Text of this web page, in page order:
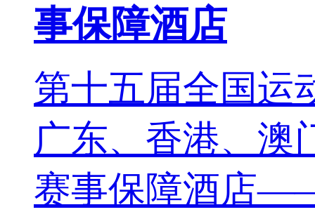
事保障酒店
第十五届全国运
广东、香港、澳
赛事保障酒店